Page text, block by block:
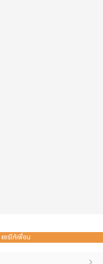
แชร์ให้เพื่อน